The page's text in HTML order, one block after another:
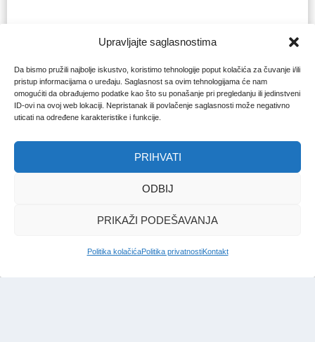
Upravljajte saglasnostima
Da bismo pružili najbolje iskustvo, koristimo tehnologije poput kolačića za čuvanje i/ili
pristup informacijama o uređaju. Saglasnost sa ovim tehnologijama će nam
omogućiti da obrađujemo podatke kao što su ponašanje pri pregledanju ili jedinstveni
ID-ovi na ovoj web lokaciji. Nepristanak ili povlačenje saglasnosti može negativno
uticati na određene karakteristike i funkcije.
PRIHVATI
ODBIJ
PRIKAŽI PODEŠAVANJA
Politika kolačićaPolitika privatnostiKontakt